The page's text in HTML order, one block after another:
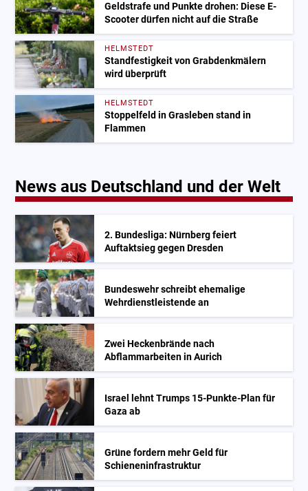
Geldstrafe und Punkte drohen: Diese E-
Scooter dürfen nicht auf die Straße
HELMSTEDT
Standfestigkeit von Grabdenkmälern
wird überprüft
HELMSTEDT
Stoppelfeld in Grasleben stand in
Flammen
News aus Deutschland und der Welt
2. Bundesliga: Nürnberg feiert
Auftaktsieg gegen Dresden
Bundeswehr schreibt ehemalige
Wehrdienstleistende an
Zwei Heckenbrände nach
Abflammarbeiten in Aurich
Israel lehnt Trumps 15-Punkte-Plan für
Gaza ab
Grüne fordern mehr Geld für
Schieneninfrastruktur